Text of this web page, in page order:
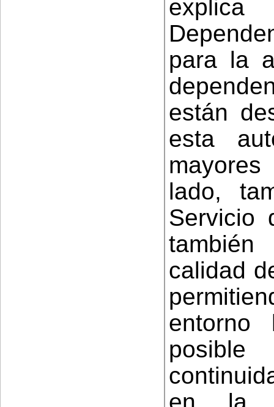
para la
están
esta
lado,
Servicio
calidad
entorno
en la